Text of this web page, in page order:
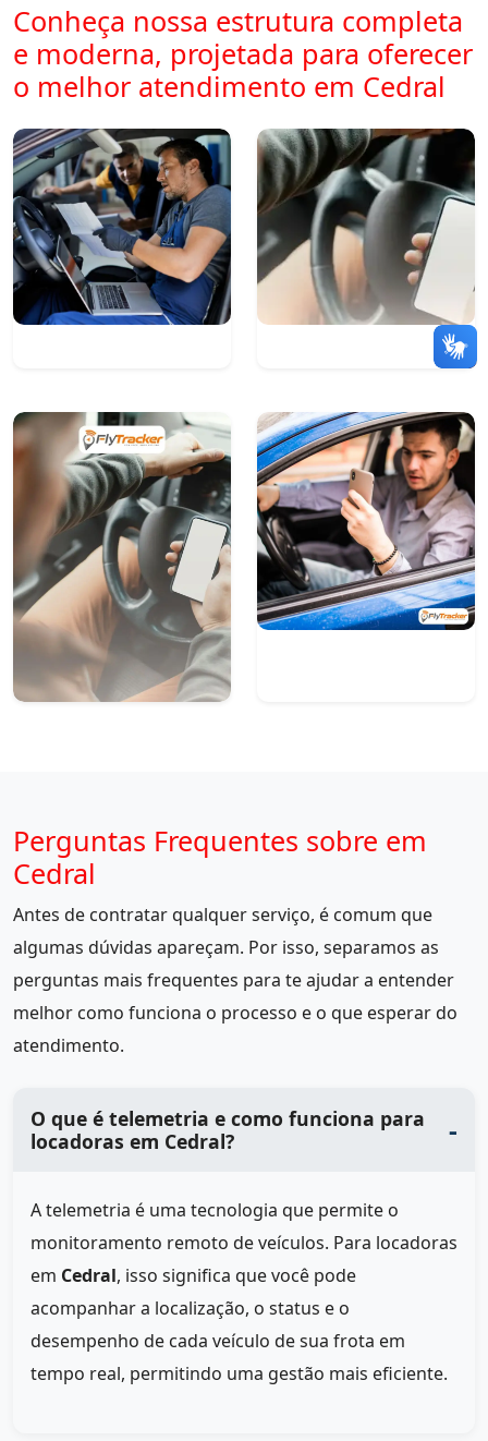
Conheça nossa estrutura completa
e moderna, projetada para oferecer
o melhor atendimento em Cedral
Perguntas Frequentes sobre em
Cedral
Antes de contratar qualquer serviço, é comum que
algumas dúvidas apareçam. Por isso, separamos as
perguntas mais frequentes para te ajudar a entender
melhor como funciona o processo e o que esperar do
atendimento.
O que é telemetria e como funciona para
locadoras em Cedral?
A telemetria é uma tecnologia que permite o
monitoramento remoto de veículos. Para locadoras
em Cedral, isso significa que você pode
acompanhar a localização, o status e o
desempenho de cada veículo de sua frota em
tempo real, permitindo uma gestão mais eficiente.